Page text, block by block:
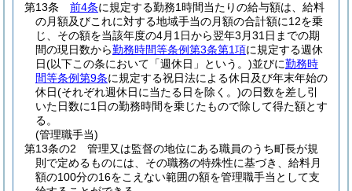
第13条
前4条に規定する勤務1時間当たりの給与額は、給料
の月額及びこれに対する地域手当の月額の合計額に12を乗
じ、その額を当該年度の4月1日から翌年3月31日までの期
間の現日数から勤務時間等条例第3条第1項に規定する週休
日(以下この条において「週休日」という。)並びに勤務時
間等条例第9条に規定する祝日法による休日及び年末年始の
休日(それぞれ週休日に当たる日を除く。)の日数を差し引
いた日数に1日の勤務時間を乗じたもので除して得た額とす
る。
(管理職手当)
第13条の2
管理又は監督の地位にある職員のうち町長が規
則で定めるものには、その職務の特殊性に基づき、給料月
額の100分の16をこえない範囲の額を管理職手当として支